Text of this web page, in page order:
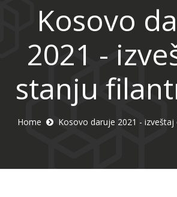
Kosovo
2021 -
stanju
Home Kosovo daruje 2021 -